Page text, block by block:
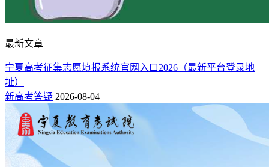
最新文章
宁夏高考征集志愿填报系统官网入口2026（最新平台登录地
址）
新高考答疑 2026-08-04